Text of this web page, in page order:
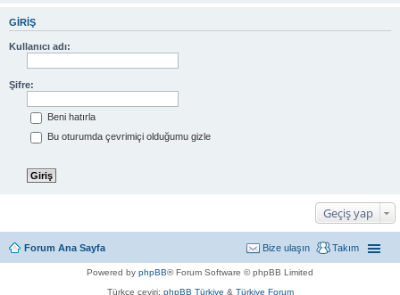
GIRIŞ
Kullanıcı adı:
Şifre:
Beni hatırla
Bu oturumda çevrimiçi olduğumu gizle
Geçiş yap
Forum Ana Sayfa Takım
Bize ulaşın
Powered by phpBB® Forum Software © phpBB Limited
Türkçe çeviri: phpBB Türkiye & Türkiye Forum